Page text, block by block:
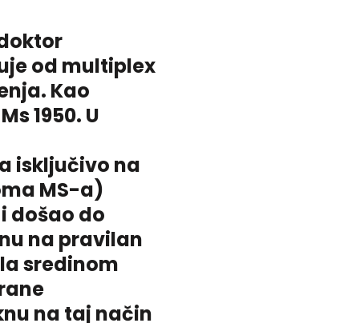
doktor
od multiplex
Kao
1950. U
isključivo na
MS-a)
došao do
na pravilan
sredinom
na taj način